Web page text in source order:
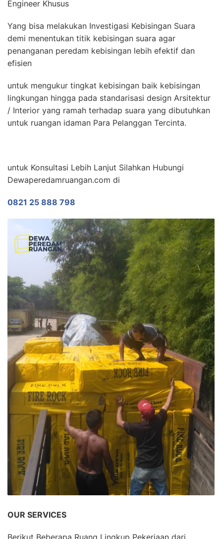
Engineer Khusus
Yang bisa melakukan Investigasi Kebisingan Suara
demi menentukan titik kebisingan suara agar
penanganan peredam kebisingan lebih efektif dan
efisien
untuk mengukur tingkat kebisingan baik kebisingan
lingkungan hingga pada standarisasi design Arsitektur
/ Interior yang ramah terhadap suara yang dibutuhkan
untuk ruangan idaman Para Pelanggan Tercinta.
untuk Konsultasi Lebih Lanjut Silahkan Hubungi
Dewaperedamruangan.com di
0821 25 888 798
OUR SERVICES
Berikut Beberapa Ruang Lingkup Pekerjaan dari